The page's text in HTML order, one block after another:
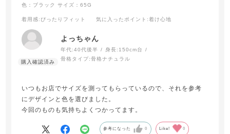
色：ブラック サイズ：65G
着用感:ぴったりフィット 気に入ったポイント :着け心地
よっちゃん
年代:40代後半 身長: 150cm台
骨格タイプ:骨格ナチュラル
いつもお店でサイズを測ってもらっているので、それを参考
にデザインと色を選びました。
今回のものも気持ちよくつかってます。
参考になった 0 Like! 0